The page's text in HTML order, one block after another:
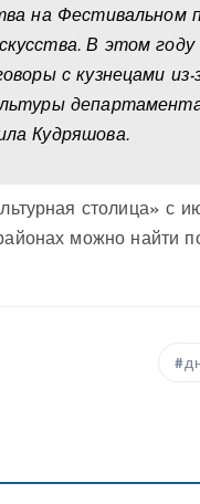
на Фестивальном
В этом
с кузнецами из-
Кудряшова.
столица» с
можно найти